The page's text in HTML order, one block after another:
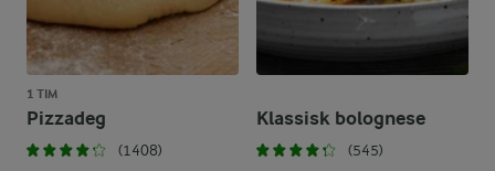
1 TIM
Pizzadeg
(1408)
Klassisk bolognese
(545)